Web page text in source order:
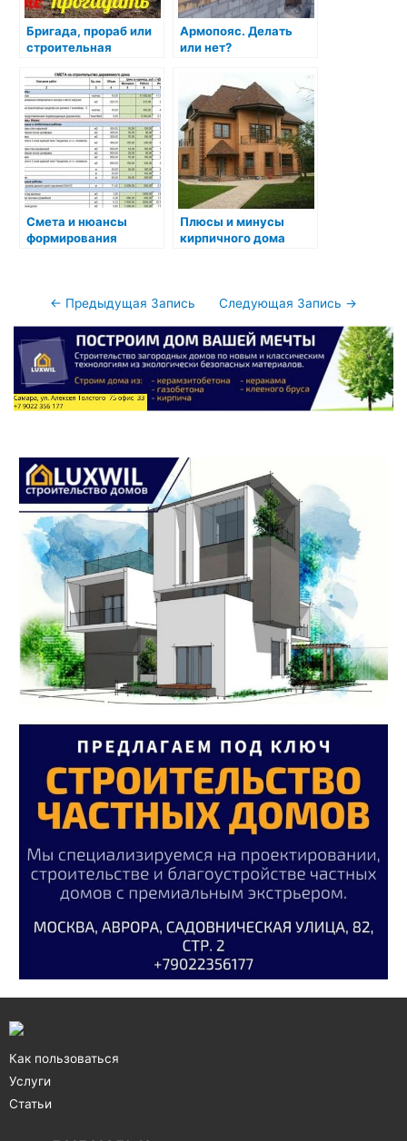
Бригада, прораб или
строительная
выбрать и не
прогадать?
Армопояс. Делать
или нет?
Смета и нюансы
формирования
Плюсы и минусы
кирпичного дома
Навигация
по
записям
← Предыдущая Запись Следующая Запись →
Как пользоваться
Услуги
Статьи